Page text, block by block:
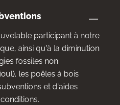
participant à notre
ainsi qu'à la diminution
fossiles non
les poêles à bois
et d'aides